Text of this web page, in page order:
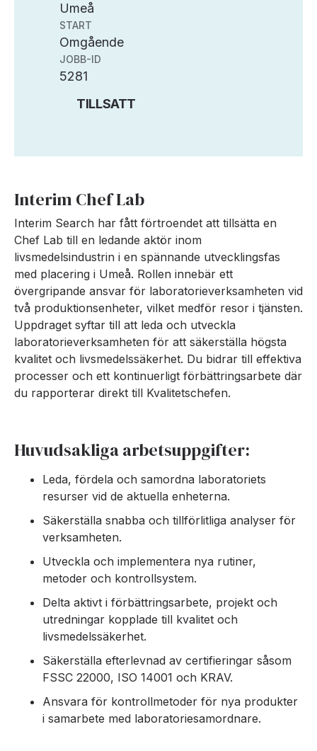
Umeå
START
Omgående
JOBB-ID
5281
TILLSATT
Interim Chef Lab
Interim Search har fått förtroendet att tillsätta en
Chef Lab till en ledande aktör inom
livsmedelsindustrin i en spännande utvecklingsfas
med placering i Umeå. Rollen innebär ett
övergripande ansvar för laboratorieverksamheten vid
två produktionsenheter, vilket medför resor i tjänsten.
Uppdraget syftar till att leda och utveckla
laboratorieverksamheten för att säkerställa högsta
kvalitet och livsmedelssäkerhet. Du bidrar till effektiva
processer och ett kontinuerligt förbättringsarbete där
du rapporterar direkt till Kvalitetschefen.
Huvudsakliga arbetsuppgifter:
Leda, fördela och samordna laboratoriets
resurser vid de aktuella enheterna.
Säkerställa snabba och tillförlitliga analyser för
verksamheten.
Utveckla och implementera nya rutiner,
metoder och kontrollsystem.
Delta aktivt i förbättringsarbete, projekt och
utredningar kopplade till kvalitet och
livsmedelssäkerhet.
Säkerställa efterlevnad av certifieringar såsom
FSSC 22000, ISO 14001 och KRAV.
Ansvara för kontrollmetoder för nya produkter
i samarbete med laboratoriesamordnare.